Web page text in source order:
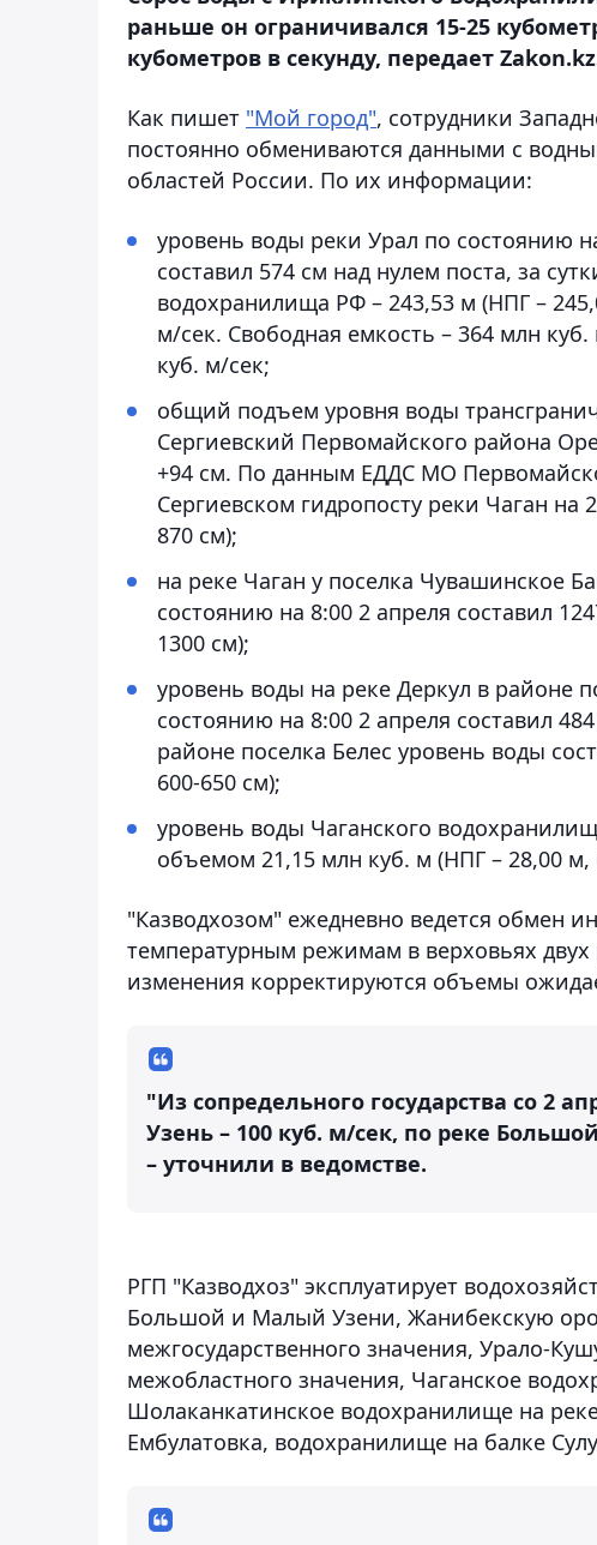
раньше он ограничивался 15-25
кубометров в секунду, передает
Как пишет "Мой город", сотрудники
постоянно обмениваются данными с
областей России. По их информации:
уровень воды реки Урал по состоянию
составил 574 см над нулем поста, за
водохранилища РФ – 243,53 м (НПГ –
м/сек. Свободная емкость – 364 млн
куб. м/сек;
общий подъем уровня воды
Сергиевский Первомайского района
+94 см. По данным ЕДДС МО
Сергиевском гидропосту реки Чаган на
870 см);
на реке Чаган у поселка Чувашинское
состоянию на 8:00 2 апреля составил
1300 см);
уровень воды на реке Деркул в районе
состоянию на 8:00 2 апреля составил
районе поселка Белес уровень воды
600-650 см);
уровень воды Чаганского
объемом 21,15 млн куб. м (НПГ – 28,00
"Казводхозом" ежедневно ведется обмен
температурным режимам в верховьях
изменения корректируются объемы
"Из сопредельного государства со 2
Узень – 100 куб. м/сек, по реке
– уточнили в ведомстве.
РГП "Казводхоз" эксплуатирует
Большой и Малый Узени, Жанибекскую
межгосударственного значения, Урало-
межобластного значения, Чаганское
Шолаканкатинское водохранилище на
Ембулатовка, водохранилище на балке